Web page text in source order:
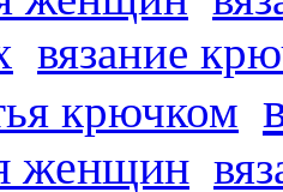
вязание
крючком
женщин